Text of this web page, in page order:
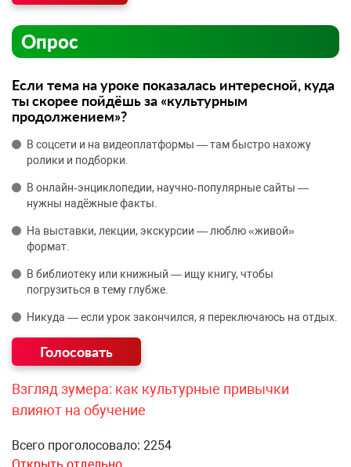
Опрос
Если тема на уроке показалась интересной, куда
ты скорее пойдёшь за «культурным
продолжением»?
В соцсети и на видеоплатформы — там быстро нахожу
ролики и подборки.
В онлайн‑энциклопедии, научно‑популярные сайты —
нужны надёжные факты.
На выставки, лекции, экскурсии — люблю «живой»
формат.
В библиотеку или книжный — ищу книгу, чтобы
погрузиться в тему глубже.
Никуда — если урок закончился, я переключаюсь на отдых.
Взгляд зумера: как культурные привычки
влияют на обучение
Всего проголосовало: 2254